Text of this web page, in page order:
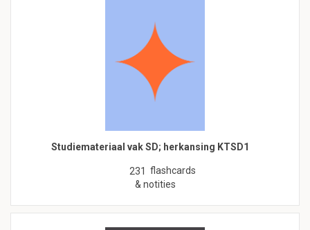
Studiemateriaal vak SD; herkansing KTSD1
231 flashcards
& notities